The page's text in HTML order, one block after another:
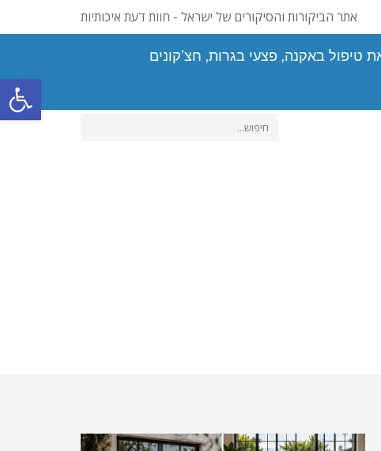
פתח
אתר הביקורות והסיקורים של ישראל - חוות דעת איכותיות
טיפול באקנה, פצעי בגרות, חצ’קונים